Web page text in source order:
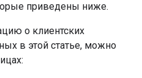
приведены ниже.
о клиентских
в этой статье, можно